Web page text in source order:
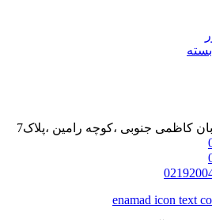
کاظمی جنوبی ،کوچه رامین ،پلاک7